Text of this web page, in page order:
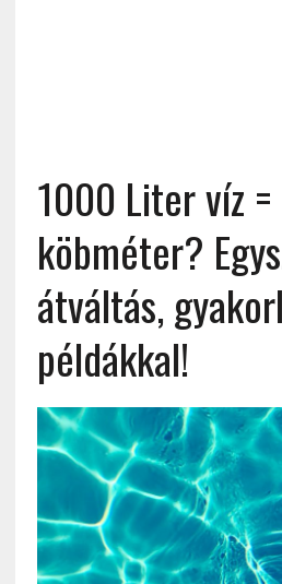
1000 Liter víz =
köbméter?
átváltás,
példákkal!